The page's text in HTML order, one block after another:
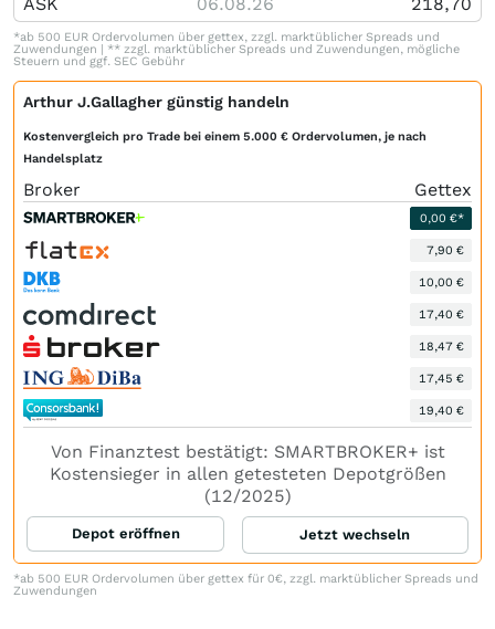
*ab 500 EUR Ordervolumen über gettex, zzgl. marktüblicher Spreads und
Zuwendungen | ** zzgl. marktüblicher Spreads und Zuwendungen, mögliche
Steuern und ggf. SEC Gebühr
Arthur J.Gallagher günstig handeln
Kostenvergleich pro Trade bei einem 5.000 € Ordervolumen, je nach
Handelsplatz
Broker Gettex
0,00 €*
7,90 €
10,00 €
17,40 €
18,47 €
17,45 €
19,40 €
Von Finanztest bestätigt: SMARTBROKER+ ist
Kostensieger in allen getesteten Depotgrößen
(12/2025)
Depot eröffnen Jetzt wechseln
*ab 500 EUR Ordervolumen über gettex für 0€, zzgl. marktüblicher Spreads und
Zuwendungen